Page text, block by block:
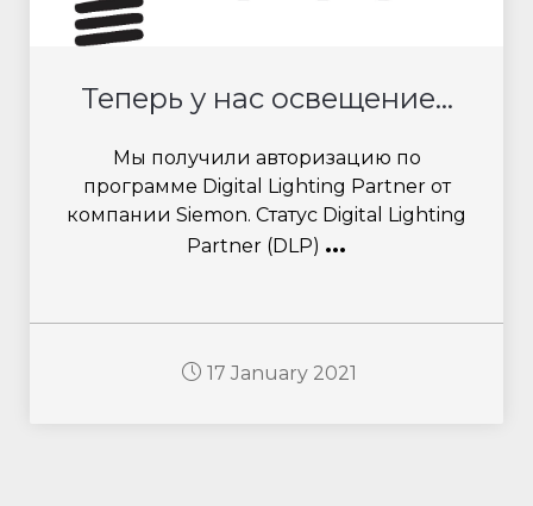
Теперь у нас освещение...
Мы получили авторизацию по
программе Digital Lighting Partner от
компании Siemon. Статус Digital Lighting
Partner (DLP) ...
17 January 2021